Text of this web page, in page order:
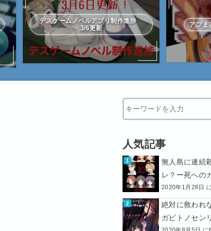
デスゲームノベルアプリ制作進捗
3/6更新
アプま
When autocomplete
人気記事
無人島に連続
レ？ー死への
2020年1月28日
絶対に救われ
ガビトノセン